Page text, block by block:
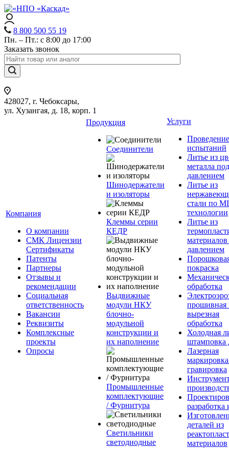
8 800 500 55 19
Пн. – Пт.: с 8:00 до 17:00
Заказать звонок
428027, г. Чебоксары,
ул. Хузангая, д. 18, корп. 1
Компания
О компании
СМК Лицензии
Сертификаты
Патенты
Партнеры
Отзывы и
рекомендации
Социальная
ответственность
Вакансии
Реквизиты
Комплексные
проекты
Опросы
Продукция
Соединители
Шинодержатели
и изоляторы
Клеммы серии
КЕДР
Выдвижные
модули НКУ
блочно-
модульной
конструкции и
их наполнение
Промышленные
комплектующие
/ Фурнитура
Светильники
светодиодные
Услуги
Проведение
испытаний
Литье из
металла под
давлением
Литье из
стали по
технологии
Литье из
давлением
покраска
обработка
прошивная
вырезная
обработка
Холодная
штамповка
Лазерная
гравировка
разработка
деталей из
материалов